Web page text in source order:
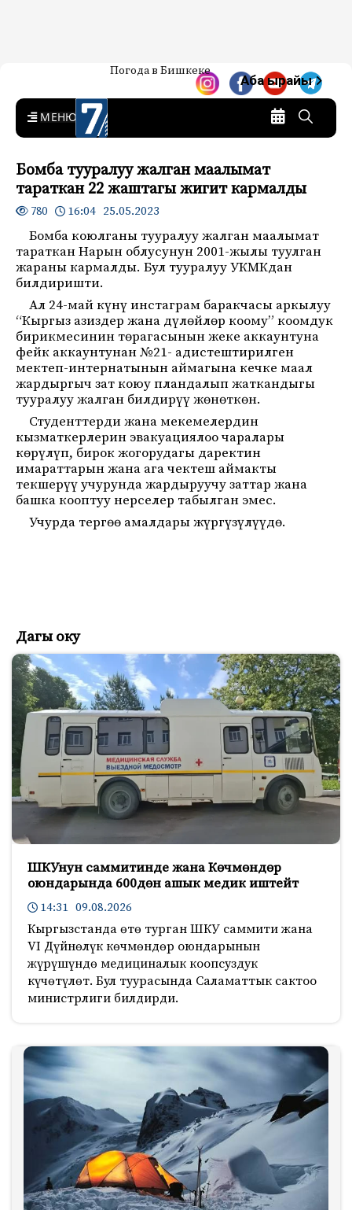
7-канал. Жаңылыктар —
Кыргызстан
Жаңылыктар — Кыргызстан
Погода в Бишкеке
Аба ырайы
MENU
Бомба тууралуу жалган маалымат
тараткан 22 жаштагы жигит кармалды
780 16:04 25.05.2023
Бомба коюлганы тууралуу жалган маалымат
тараткан Нарын облусунун 2001-жылы туулган
жараны кармалды. Бул тууралуу УКМКдан
билдиришти.
Ал 24-май күнү инстаграм баракчасы аркылуу
“Кыргыз азиздер жана дүлөйлөр коому” коомдук
бирикмесинин төрагасынын жеке аккаунтуна
фейк аккаунтунан №21- адистештирилген
мектеп-интернатынын аймагына кечке маал
жардыргыч зат коюу пландалып жаткандыгы
тууралуу жалган билдирүү жөнөткөн.
Студенттерди жана мекемелердин
кызматкерлерин эвакуациялоо чаралары
көрүлүп, бирок жогорудагы даректин
имараттарын жана ага чектеш аймакты
текшерүү учурунда жардыруучу заттар жана
башка кооптуу нерселер табылган эмес.
Учурда тергөө амалдары жүргүзүлүүдө.
Дагы оку
ШКУнун саммитинде жана Көчмөндөр
оюндарында 600дөн ашык медик иштейт
14:31 09.08.2026
Кыргызстанда өтө турган ШКУ саммити жана
VI Дүйнөлүк көчмөндөр оюндарынын
жүрүшүндө медициналык коопсуздук
күчөтүлөт. Бул туурасында Саламаттык сактоо
министрлиги билдирди.